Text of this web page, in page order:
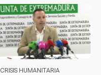
CRISIS HUMANITARIA